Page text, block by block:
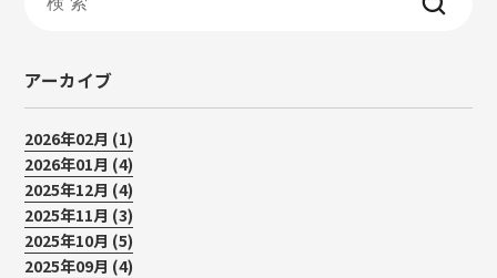
アーカイブ
2026年02月 (1)
2026年01月 (4)
2025年12月 (4)
2025年11月 (3)
2025年10月 (5)
2025年09月 (4)